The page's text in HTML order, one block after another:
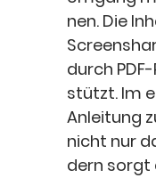
nen. Die
durch
stützt. Im
Anlei­tung
nicht nur
dern sorgt